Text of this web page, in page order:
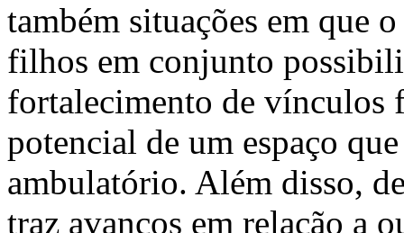
também situações em que
filhos em conjunto
fortalecimento de vínculos
potencial de um espaço
ambulatório. Além disso,
traz avanços em relação a